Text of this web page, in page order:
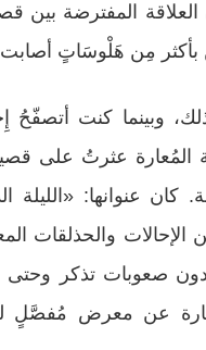
المفترضة بين
مِن هَلْوسَاتٍ
وبينما كنت أتصفّحُ
المُعارة عثرتُ على
عنوانها: «الليلة
الإحالات والحذلقات
صعوبات تذكر وحتى
عن معرض مُفصَّلٍ